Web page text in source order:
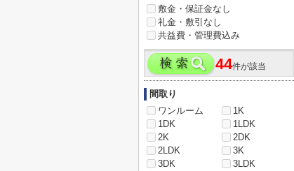
敷金・保証金なし
礼金・敷引なし
共益費・管理費込み
44件が該当
間取り
ワンルーム
1K
1DK
1LDK
2K
2DK
2LDK
3K
3DK
3LDK